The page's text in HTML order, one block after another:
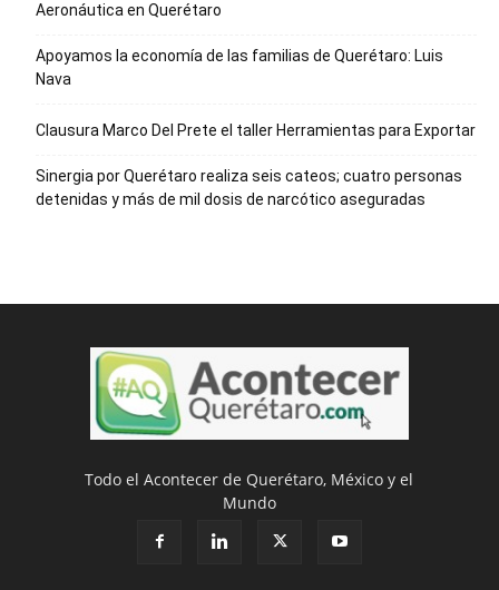
Aeronáutica en Querétaro
Apoyamos la economía de las familias de Querétaro: Luis
Nava
Clausura Marco Del Prete el taller Herramientas para Exportar
Sinergia por Querétaro realiza seis cateos; cuatro personas
detenidas y más de mil dosis de narcótico aseguradas
Todo el Acontecer de Querétaro, México y el
Mundo